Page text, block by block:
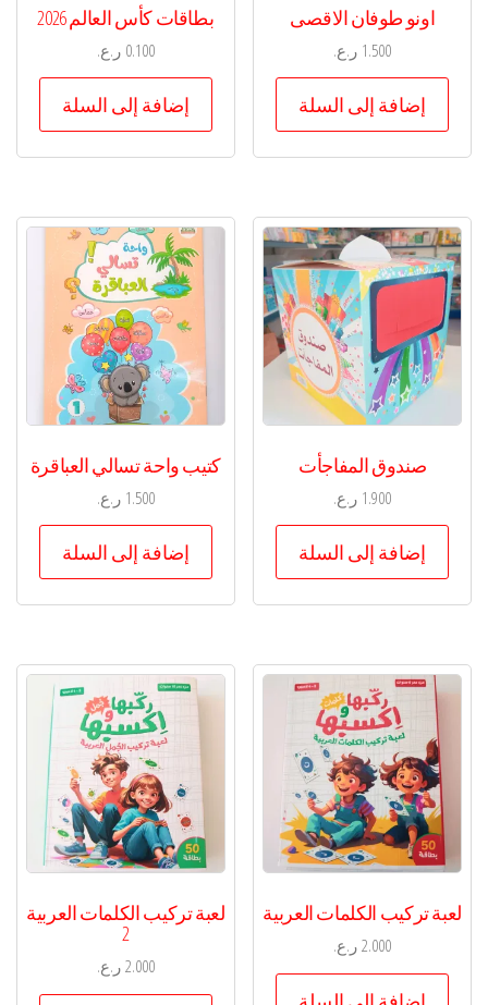
اونو طوفان الاقصى
1.500 ر.ع.
إضافة إلى السلة
بطاقات كأس العالم 2026
0.100 ر.ع.
إضافة إلى السلة
صندوق المفاجأت
1.900 ر.ع.
إضافة إلى السلة
كتيب واحة تسالي العباقرة
1.500 ر.ع.
إضافة إلى السلة
لعبة تركيب الكلمات العربية
2.000ر.ع.
لعبة تركيب الكلمات العربية
2
2.000ر.ع.